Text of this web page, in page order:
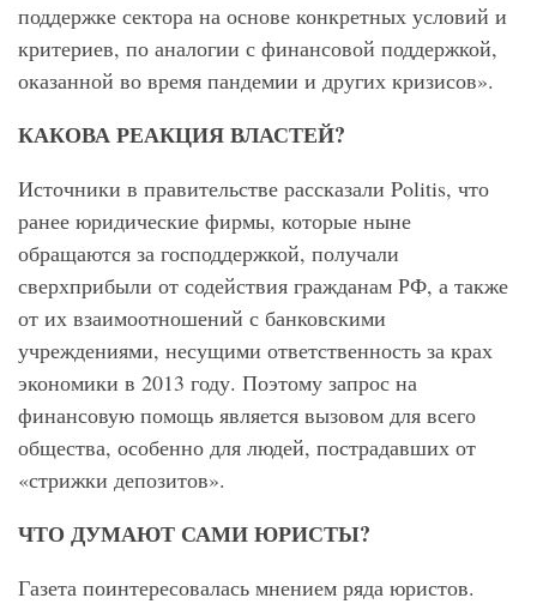
поддержке сектора на основе конкретных условий и
критериев, по аналогии с финансовой поддержкой,
оказанной во время пандемии и других кризисов».
КАКОВА РЕАКЦИЯ ВЛАСТЕЙ?
Источники в правительстве рассказали Politis, что
ранее юридические фирмы, которые ныне
обращаются за господдержкой, получали
сверхприбыли от содействия гражданам РФ, а также
от их взаимоотношений с банковскими
учреждениями, несущими ответственность за крах
экономики в 2013 году. Поэтому запрос на
финансовую помощь является вызовом для всего
общества, особенно для людей, пострадавших от
«стрижки депозитов».
ЧТО ДУМАЮТ САМИ ЮРИСТЫ?
Газета поинтересовалась мнением ряда юристов.